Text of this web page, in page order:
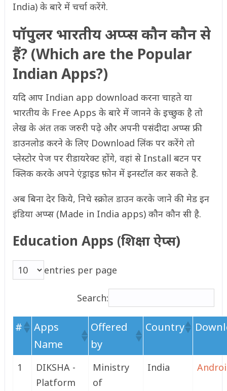
India) के बारे में चर्चा करेंगे.
पॉपुलर भारतीय अप्प्स कौन कौन से
हैं? (Which are the Popular
Indian Apps?)
यदि आप Indian app download करना चाहते या
भारतीय के Free Apps के बारे में जानने के इच्छुक है तो
लेख के अंत तक जरुरी पढ़े और अपनी पसंदीदा अप्प्स फ्री
डाउनलोड करने के लिए Download लिंक पर करेंगे तो
प्लेस्टोर पेज पर रीडायरेक्ट होंगे, वहां से Install बटन पर
क्लिक करके अपने एंड्राइड फ़ोन में इनस्टॉल कर सकते है.
अब बिना देर किये, निचे स्क्रोल डाउन करके जाने की मेड इन
इंडिया अप्प्स (Made in India apps) कौन कौन सी है.
Education Apps (शिक्षा ऐप्स)
entries per page
Search:
#
Apps
Name
Offered
by
Country
1
DIKSHA -
Platform
Ministry
of
India